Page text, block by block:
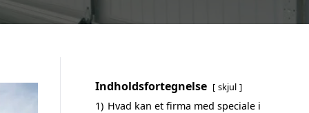
Indholdsfortegnelse skjul
1) Hvad kan et firma med speciale i